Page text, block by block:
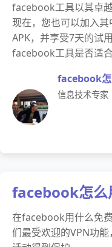
facebook工具以其卓
现在，您也可以加入
APK，并享受7天的试
facebook工具是否适合
facebook
信息技术专家
facebook怎么
在facebook用什么免
们最受欢迎的VPN功